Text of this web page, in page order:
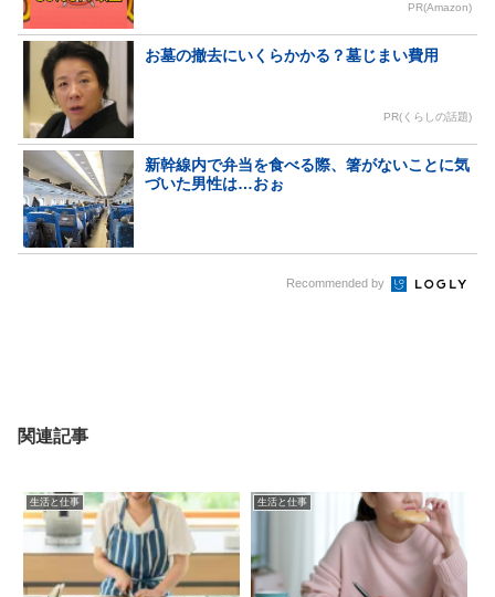
PR(Amazon)
お墓の撤去にいくらかかる？墓じまい費用
PR(くらしの話題)
新幹線内で弁当を食べる際、箸がないことに気
づいた男性は…おぉ
Recommended by
関連記事
生活と仕事 生活と仕事